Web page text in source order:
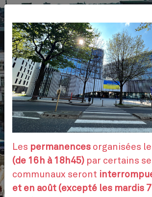
Aller
contenu
principal
VOS DÉMARCHES
RENDEZ-VOUS
CONTACTEZ-NOUS
Les permanences organisées le
(de 16h à 18h45) par certains
communaux seront
et en août (excepté les mardis